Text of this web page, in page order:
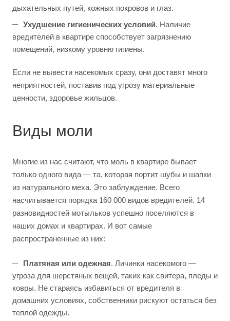
дыхательных путей, кожных покровов и глаз.
Ухудшение гигиенических условий. Наличие
вредителей в квартире способствует загрязнению
помещений, низкому уровню гигиены.
Если не вывести насекомых сразу, они доставят много
неприятностей, поставив под угрозу материальные
ценности, здоровье жильцов.
Виды моли
Многие из нас считают, что моль в квартире бывает
только одного вида — та, которая портит шубы и шапки
из натурального меха. Это заблуждение. Всего
насчитывается порядка 160 000 видов вредителей. 14
разновидностей мотыльков успешно поселяются в
наших домах и квартирах. И вот самые
распространенные из них:
Платяная или одежная. Личинки насекомого —
угроза для шерстяных вещей, таких как свитера, пледы и
ковры. Не стараясь избавиться от вредителя в
домашних условиях, собственники рискуют остаться без
теплой одежды.